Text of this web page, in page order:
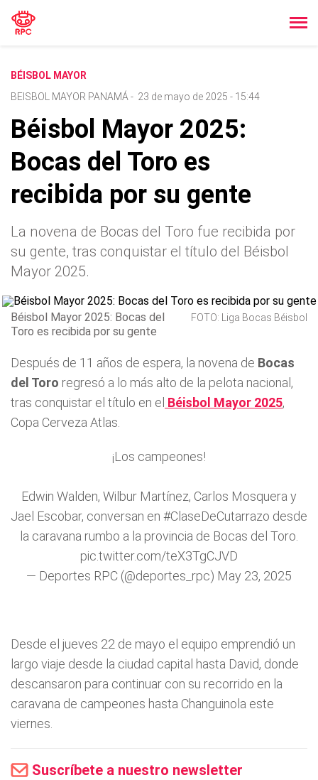
BÉISBOL MAYOR
BEISBOL MAYOR PANAMÁ - 23 de mayo de 2025 - 15:44
Béisbol Mayor 2025:
Bocas del Toro es
recibida por su gente
La novena de Bocas del Toro fue recibida por
su gente, tras conquistar el título del Béisbol
Mayor 2025.
Béisbol Mayor 2025: Bocas del
Toro es recibida por su gente
FOTO: Liga Bocas Béisbol
Después de 11 años de espera, la novena de Bocas
del Toro regresó a lo más alto de la pelota nacional,
tras conquistar el título en el Béisbol Mayor 2025,
Copa Cerveza Atlas.
¡Los campeones!
Edwin Walden, Wilbur Martínez, Carlos Mosquera y
Jael Escobar, conversan en #ClaseDeCutarrazo desde
la caravana rumbo a la provincia de Bocas del Toro.
pic.twitter.com/teX3TgCJVD
— Deportes RPC (@deportes_rpc) May 23, 2025
Desde el jueves 22 de mayo el equipo emprendió un
largo viaje desde la ciudad capital hasta David, donde
descansaron para continuar con su recorrido en la
caravana de campeones hasta Changuinola este
viernes.
Suscríbete a nuestro newsletter